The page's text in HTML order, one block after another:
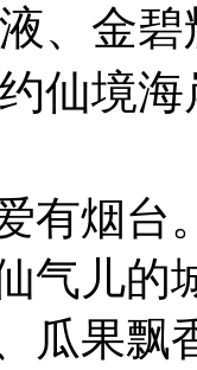
、金
仙境
有烟台
气儿的
瓜果飘